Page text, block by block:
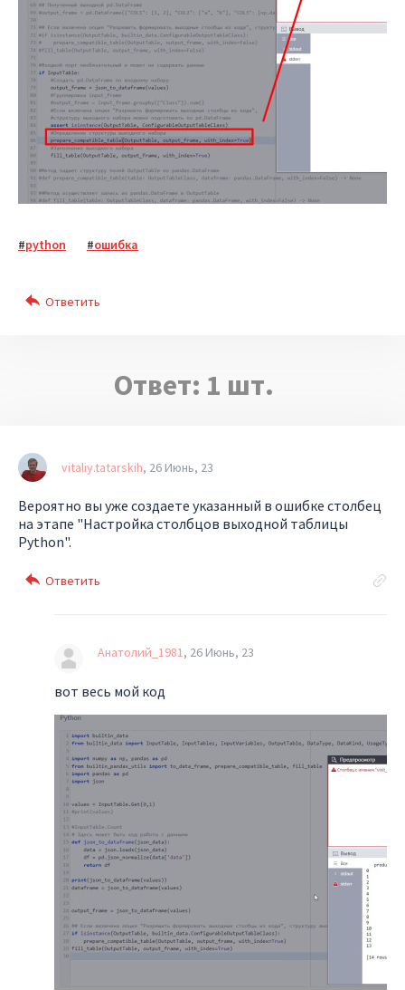
python ошибка
Ответ: 1 шт.
vitaliy.tatarskih 26 Июнь, 23
Вероятно вы уже создаете указанный в ошибке столбец
на этапе "Настройка столбцов выходной таблицы
Python".
Анатолий_1981 26 Июнь, 23
вот весь мой код